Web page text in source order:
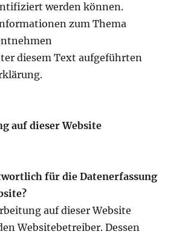
werden können.
zum Thema
diesem Text aufgeführten
auf dieser Website
für die Datenerfassung
auf dieser Website
Websitebetreiber. Dessen